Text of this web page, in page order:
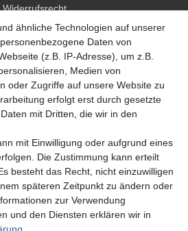
Widerrufsrecht
Widerrufsformular
Hilfe
Mein Konto
Registrieren
Anmelden
Kontakt
Kundeninformationen
Impressum
und Versand
ähnliche Technologien auf unserer
Daten von
(z.B. IP-Adresse), um z.B.
Medien von
oder Zugriffe auf unsere Website zu
erfolgt erst durch gesetzte
mit Dritten, die wir in den
mit Einwilligung oder aufgrund eines
Die Zustimmung kann erteilt
besteht das Recht, nicht einzuwilligen
späteren Zeitpunkt zu ändern oder
zur Verwendung
und den Diensten erklären wir in